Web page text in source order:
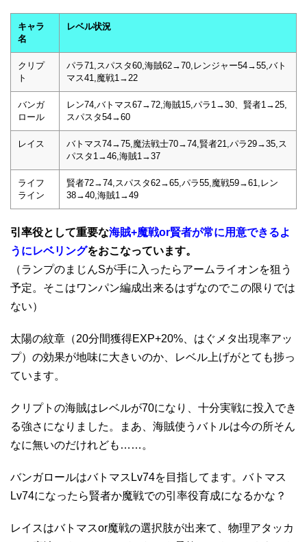
キャラ
名
レベル状況
クリプ
ト
パラ71,スパスタ60,海賊62→70,レンジャー54→55,バト
マス41,魔戦1→22
バンガ
ロール
レン74,バトマス67→72,海賊15,パラ1→30、賢者1→25,
スパスタ54→60
レイス
バトマス74→75,魔法戦士70→74,賢者21,パラ29→35,ス
パスタ1→46,海賊1→37
ライフ
ライン
賢者72→74,スパスタ62→65,パラ55,魔戦59→61,レン
38→40,海賊1→49
引率役として重要な海賊+魔戦or賢者が常に用意できるよ
うにレベリングをおこなっています。
（ランプのまじんSが手に入ったらアームライオンを狙う
予定。そこはワンパン編成出来るはずなのでこの限りでは
ない）
太陽の紋章（20分間獲得EXP+20%、はぐメタ出現率アッ
プ）の効果が地味に大きいのか、レベル上げがとても捗っ
ています。
クリプトの海賊はレベルが70になり、十分実戦に投入でき
る強さになりました。まあ、海賊使うバトルは今の所そん
なに無いのだけれども……。
バンガロールはバトマスLv74を目指してます。バトマス
Lv74になったら賢者か魔戦での引率役育成になるかな？
レイスはバトマスor魔戦の選択肢が出来て、物理アタッカ